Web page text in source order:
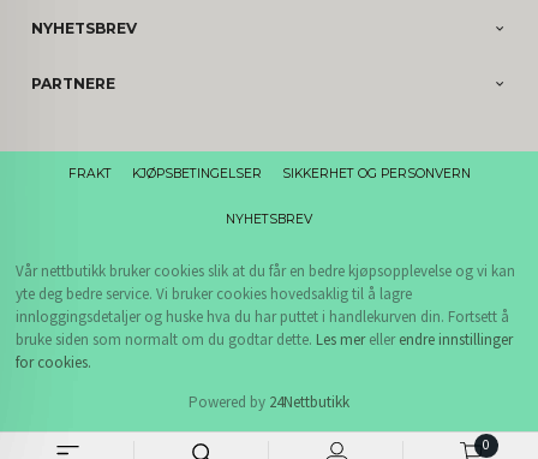
0
NYHETSBREV
PARTNERE
FRAKT KJØPSBETINGELSER SIKKERHET OG PERSONVERN
NYHETSBREV
Vår nettbutikk bruker cookies slik at du får en bedre kjøpsopplevelse og vi kan
yte deg bedre service. Vi bruker cookies hovedsaklig til å lagre
innloggingsdetaljer og huske hva du har puttet i handlekurven din. Fortsett å
bruke siden som normalt om du godtar dette. Les merellerendre innstillinger
for cookies.
Powered by 24Nettbutikk